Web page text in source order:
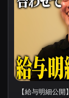
【給与明細公